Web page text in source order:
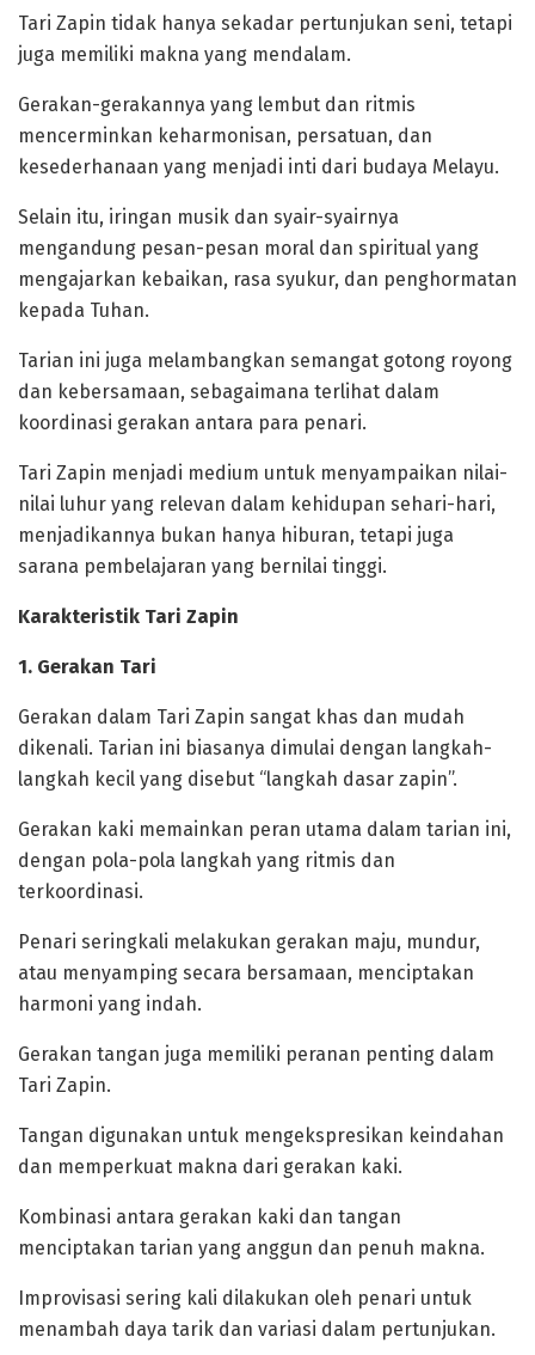
‎Tari Zapin tidak hanya sekadar pertunjukan seni, tetapi
juga memiliki makna yang mendalam.
Gerakan-gerakannya yang lembut dan ritmis
mencerminkan keharmonisan, persatuan, dan
kesederhanaan yang menjadi inti dari budaya Melayu.
Selain itu, iringan musik dan syair-syairnya
mengandung pesan-pesan moral dan spiritual yang
mengajarkan kebaikan, rasa syukur, dan penghormatan
kepada Tuhan.
‎Tarian ini juga melambangkan semangat gotong royong
dan kebersamaan, sebagaimana terlihat dalam
koordinasi gerakan antara para penari.
Tari Zapin menjadi medium untuk menyampaikan nilai-
nilai luhur yang relevan dalam kehidupan sehari-hari,
menjadikannya bukan hanya hiburan, tetapi juga
sarana pembelajaran yang bernilai tinggi.
‎Karakteristik Tari Zapin
‎1. Gerakan Tari
‎Gerakan dalam Tari Zapin sangat khas dan mudah
dikenali. Tarian ini biasanya dimulai dengan langkah-
langkah kecil yang disebut “langkah dasar zapin”.
Gerakan kaki memainkan peran utama dalam tarian ini,
dengan pola-pola langkah yang ritmis dan
terkoordinasi.
Penari seringkali melakukan gerakan maju, mundur,
atau menyamping secara bersamaan, menciptakan
harmoni yang indah.
‎Gerakan tangan juga memiliki peranan penting dalam
Tari Zapin.
Tangan digunakan untuk mengekspresikan keindahan
dan memperkuat makna dari gerakan kaki.
Kombinasi antara gerakan kaki dan tangan
menciptakan tarian yang anggun dan penuh makna.
Improvisasi sering kali dilakukan oleh penari untuk
menambah daya tarik dan variasi dalam pertunjukan.